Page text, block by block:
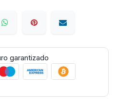
garantizado